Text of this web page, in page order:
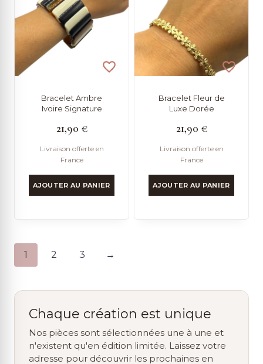
Bracelet Ambre
Ivoire Signature
21,90 €
Livraison offerte en
France
AJOUTER AU PANIER
Bracelet Fleur de
Luxe Dorée
21,90 €
Livraison offerte en
France
AJOUTER AU PANIER
1 2 3 →
Chaque création est unique
Nos pièces sont sélectionnées une à une et
n'existent qu'en édition limitée. Laissez votre
adresse pour découvrir les prochaines en